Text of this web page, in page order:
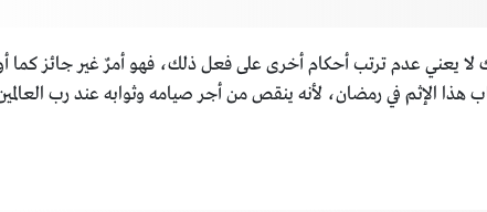
يعني عدم ترتب أحكام أخرى على فعل ذلك، فهو أمرٌ غير جائز كما
هذا الإثم في رمضان، لأنه ينقص من أجر صيامه وثوابه عند رب